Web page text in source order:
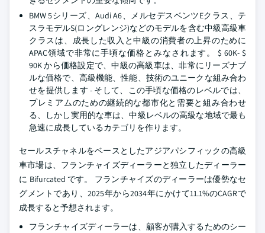
BMW 5シリーズ、Audi A6、メルセデスベンツEクラス、テ
スラモデルS(ロングレンジ)などのモデルを含む中級高級車
クラスは、成長した収入と中級の消費者の上昇のために
APAC領域で非常に手頃な価格とみなされます。 $ 60K- $
90K から価格設定で、中級の高級車は、非常にリーズナブ
ルな価格で、高級機能、性能、技術のユニークな組み合わ
せを提供します - そして、この手頃な価格のレベルでは、
プレミアムのための継続的な都市化と需要と組み合わせ
る、しかし実用的な車は、中級レベルの高級な地域で最も
急速に成長しているカテゴリを作ります。
セールスチャネルをベースとしたアジアパシフィックの高級
車市場は、フランチャイズディーラーと独立したディーラー
に Bifurcated です。 フランチャイズのディーラーは優勢なセ
グメントであり、2025年から2034年にかけて11.1%のCAGRで
成長すると予想されます。
フランチャイズディーラーは、顧客が購入するためのシー